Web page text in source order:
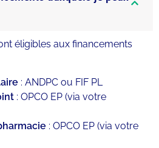
éligibles aux financements
: ANDPC ou FIF PL
: OPCO EP (via votre
: OPCO EP (via votre